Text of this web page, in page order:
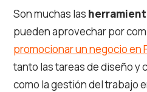
Son muchas las
pueden aprovechar por
promocionar un negocio en
tanto las tareas de diseño y
como la gestión del trabajo